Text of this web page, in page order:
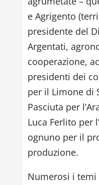
e Agrigento
presidente del
Argentati,
cooperazione,
presidenti dei
per il Limone di
Pasciuta per
Luca Ferlito per
ognuno per il
produzione.
Numerosi i